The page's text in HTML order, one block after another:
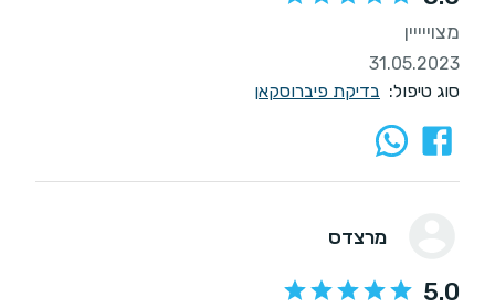
מצוייייין
31.05.2023
סוג טיפול: בדיקת פיברוסקאן
מרצדס
5.0